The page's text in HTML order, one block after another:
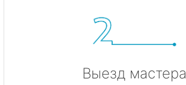
Выезд мастера